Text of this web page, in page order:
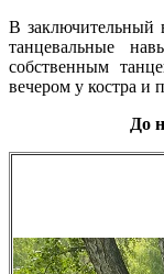
В заключительный
танцевальные
собственным
вечером у костра и
До